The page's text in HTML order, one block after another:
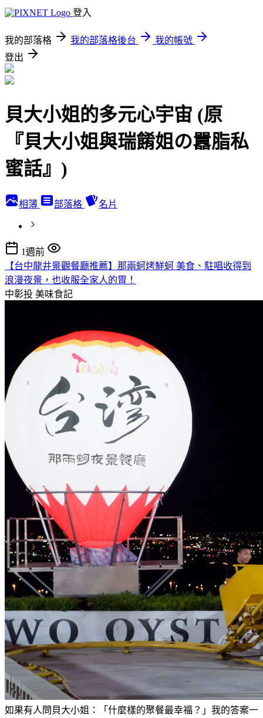
登入
我的部落格 我的部落格後台
我的帳號
登出
貝大小姐的多元心宇宙 (原
『貝大小姐與瑞餚姐の囂脂私
蜜話』)
相簿 部落格 名片
1週前
【台中龍井景觀餐廳推薦】那兩蚵烤鮮蚵 美食、駐唱收得到
浪漫夜景，也收服全家人的胃！
中彰投 美味食記
如果有人問貝大小姐：「什麼樣的聚餐最幸福？」我的答案一